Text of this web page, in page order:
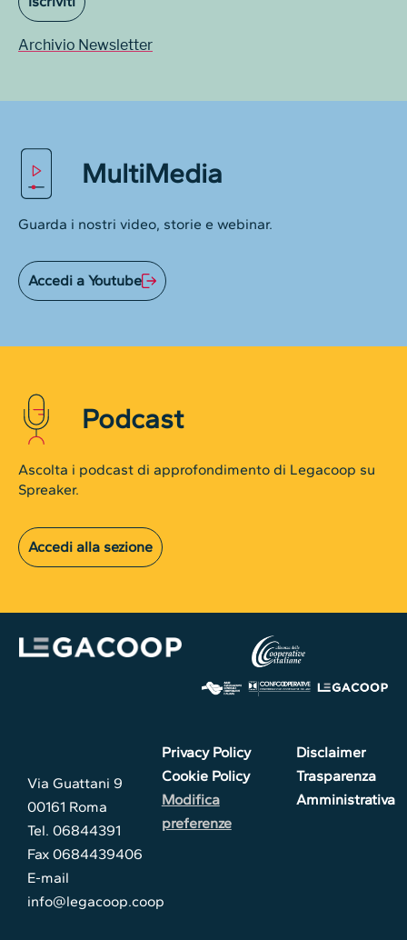
Archivio Newsletter
MultiMedia
Guarda i nostri video, storie e webinar.
Accedi a Youtube
Podcast
Ascolta i podcast di approfondimento di Legacoop su
Spreaker.
Accedi alla sezione
Via Guattani 9
00161 Roma
Tel. 06844391
Fax 0684439406
E-mail
info@legacoop.coop
Privacy Policy
Cookie Policy
Modifica
preferenze
Disclaimer
Trasparenza
Amministrativa